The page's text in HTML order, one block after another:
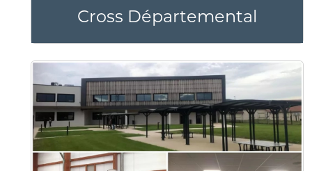
Cross Départemental